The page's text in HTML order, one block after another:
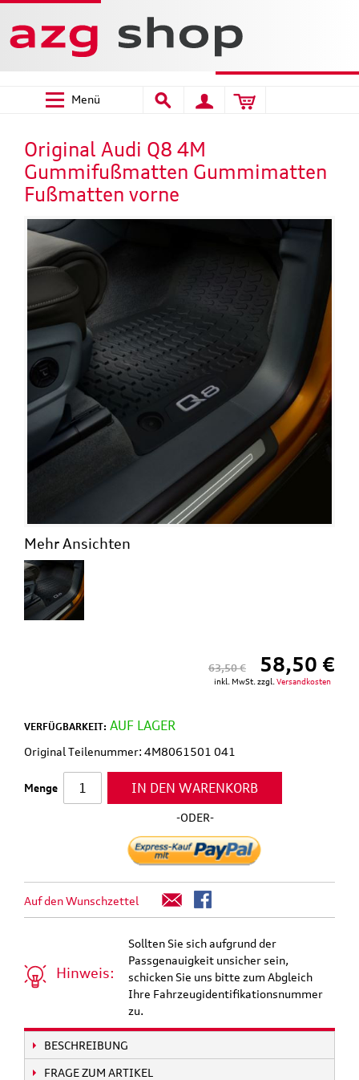
Menü
Original Audi Q8 4M
Gummifußmatten Gummimatten
Fußmatten vorne
Mehr Ansichten
63,50 € 58,50 €
inkl. MwSt. zzgl. Versandkosten
VERFÜGBARKEIT: AUF LAGER
Original Teilenummer: 4M8061501 041
Menge IN DEN WARENKORB
-ODER-
Auf den Wunschzettel
Hinweis:
Sollten Sie sich aufgrund der
Passgenauigkeit unsicher sein,
schicken Sie uns bitte zum Abgleich
Ihre Fahrzeugidentifikationsnummer
zu.
BESCHREIBUNG
FRAGE ZUM ARTIKEL